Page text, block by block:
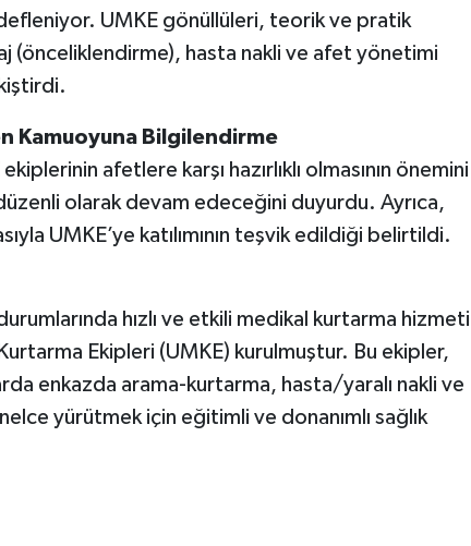
UMKE gönüllüleri, teorik ve pratik
(önceliklendirme), hasta nakli ve afet yönetimi
Kamuoyuna Bilgilendirme
afetlere karşı hazırlıklı olmasının önemini
olarak devam edeceğini duyurdu. Ayrıca,
UMKE’ye katılımının teşvik edildiği belirtildi.
hızlı ve etkili medikal kurtarma hizmeti
Ekipleri (UMKE) kurulmuştur. Bu ekipler,
enkazda arama-kurtarma, hasta/yaralı nakli ve
yürütmek için eğitimli ve donanımlı sağlık